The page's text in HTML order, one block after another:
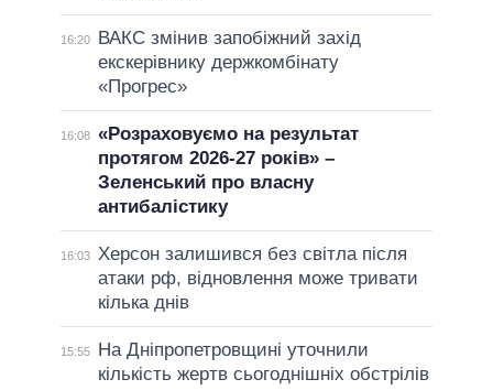
16:20
ВАКС змінив запобіжний захід
екскерівнику держкомбінату
«Прогрес»
16:08 «Розраховуємо на результат
протягом 2026-27 років» –
Зеленський про власну
антибалістику
16:03 Херсон залишився без світла після
атаки рф, відновлення може тривати
кілька днів
15:55
На Дніпропетровщині уточнили
кількість жертв сьогоднішніх обстрілів